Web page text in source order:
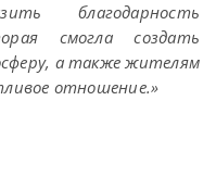
благодарность
смогла создать
а также жителям
отношение.»